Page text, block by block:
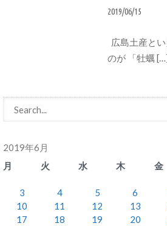
2019/06/15
広島土産と
のが 「牡蠣 […]
2019年6月
月
火 水 木 金
3
4 5 6
10
11 12 13
17
18 19 20